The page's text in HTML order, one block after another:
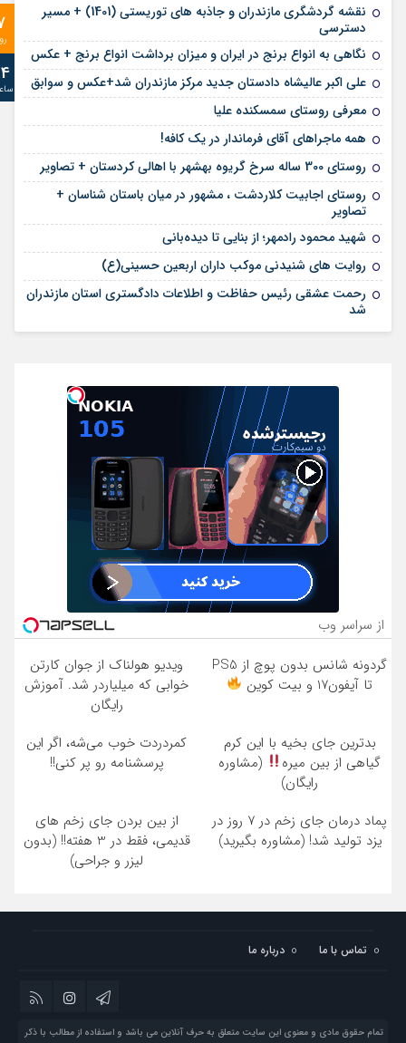
نقشه گردشگری مازندران و جاذبه های توریستی (1401) + مسیر
دسترسی
نگاهی به انواع برنج در ایران و میزان برداشت انواع برنج + عکس
علی‌ اکبر عالیشاه دادستان جدید مرکز مازندران شد+عکس و سوابق
معرفی روستای سمسکنده علیا
همه ماجراهای آقای فرماندار در یک کافه!
روستای 300 ساله سرخ ‌گریوه بهشهر با اهالی کردستان + تصاویر
روستای اجابیت کلاردشت ، مشهور در میان باستان شناسان +
تصاویر
شهید محمود رادمهر؛ از بنایی تا دیده‌بانی
روایت های شنیدنی موکب داران اربعین حسینی(ع)
رحمت عشقی رئیس حفاظت و اطلاعات دادگستری استان مازندران
شد
از سراسر وب
گردونه شانس بدون پوچ از PS5
تا آیفون17 و بیت کوین
ویدیو هولناک از جوان کارتن
خوابی که میلیاردر شد. آموزش
رایگان
بدترین جای بخیه با این کرم
گیاهی از بین میره
(مشاوره
رایگان)
کمردردت خوب می‌شه، اگر این
پرسشنامه رو پر کنی!!
پماد درمان جای زخم در ۷ روز در
یزد تولید شد! (مشاوره بگیرید)
از بین بردن جای زخم های
قدیمی، فقط در 3 هفته!! (بدون
لیزر و جراحی)
تماس با ما درباره ما
تمام حقوق مادی و معنوی این سایت متعلق به حرف آنلاین می باشد و استفاده از مطالب با ذکر